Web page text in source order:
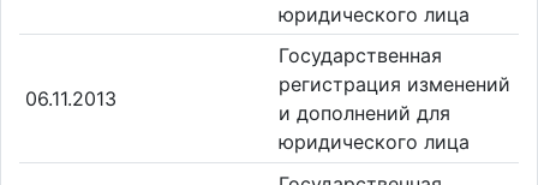
юридического лица
06.11.2013
Государственная
регистрация изменений
и дополнений для
юридического лица